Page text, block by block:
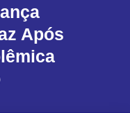
Após